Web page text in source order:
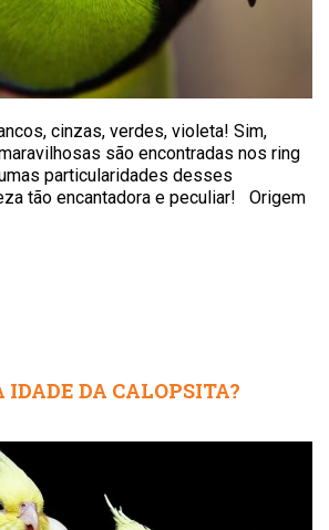
cinzas, verdes, violeta! Sim,
são encontradas nos ring
particularidades desses
tão encantadora e peculiar! Origem
IDADE DA CALOPSITA?